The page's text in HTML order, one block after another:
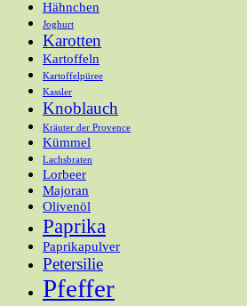
Hähnchen
Joghurt
Karotten
Kartoffeln
Kartoffelpüree
Kassler
Knoblauch
Kräuter der Provence
Kümmel
Lachsbraten
Lorbeer
Majoran
Olivenöl
Paprika
Paprikapulver
Petersilie
Pfeffer